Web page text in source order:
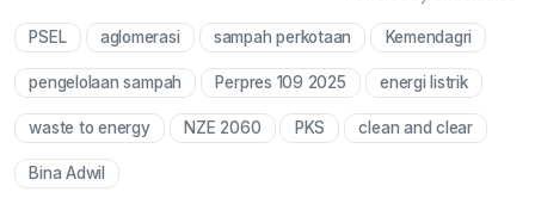
Mute
PSEL aglomerasi sampah perkotaan Kemendagri
pengelolaan sampah Perpres 109 2025 energi listrik
waste to energy NZE 2060 PKS clean and clear
Bina Adwil